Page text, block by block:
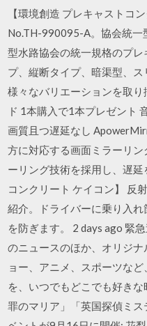
【環境創造 プレキャストコ
No.TH-990095-A。協会統一
型水路協会の統一規格のプ
プ、縦断タイプ、暗渠型、ス
様々なバリエーションを取
ド 1本購入で1本プレゼント
画質且つ遅延なし
方に対応する画面ミラーリ
ーリング技術を採用し、遅
コンクリート ケイコン】 反
紹介。ドライバーに乗り入
を防ぎます。 2 days ago 緊
のニュースのほか、オリジ
ョー、アニメ、スポーツな
を、いつでもどこでも好き
罪のマリア」「英国探偵ミ